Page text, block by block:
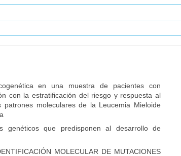
en una muestra de pacientes con
con la estratificación del riesgo y respuesta al
moleculares de la Leucemia Mieloide
genéticos que predisponen al desarrollo de
MOLECULAR DE MUTACIONES